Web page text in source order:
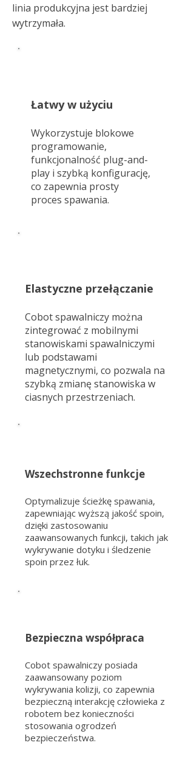
linia produkcyjna jest bardziej
wytrzymała.
Łatwy w użyciu
Wykorzystuje blokowe
programowanie,
funkcjonalność plug-and-
play i szybką konfigurację,
co zapewnia prosty
proces spawania.
Elastyczne przełączanie
Cobot spawalniczy można
zintegrować z mobilnymi
stanowiskami spawalniczymi
lub podstawami
magnetycznymi, co pozwala na
szybką zmianę stanowiska w
ciasnych przestrzeniach.
Wszechstronne funkcje
Optymalizuje ścieżkę spawania,
zapewniając wyższą jakość spoin,
dzięki zastosowaniu
zaawansowanych funkcji, takich jak
wykrywanie dotyku i śledzenie
spoin przez łuk.
Bezpieczna współpraca
Cobot spawalniczy posiada
zaawansowany poziom
wykrywania kolizji, co zapewnia
bezpieczną interakcję człowieka z
robotem bez konieczności
stosowania ogrodzeń
bezpieczeństwa.